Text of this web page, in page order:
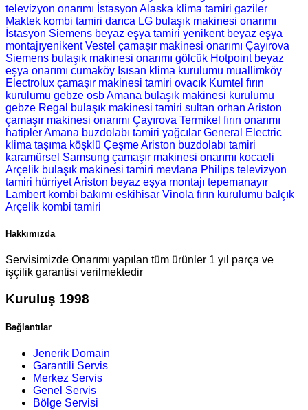
televizyon onarımı İstasyon Alaska klima tamiri gaziler
Maktek kombi tamiri darıca LG bulaşık makinesi onarımı
İstasyon Siemens beyaz eşya tamiri yenikent beyaz eşya
montajıyenikent Vestel çamaşır makinesi onarımı Çayırova
Siemens bulaşık makinesi onarımı gölcük Hotpoint beyaz
eşya onarımı cumaköy Isısan klima kurulumu muallimköy
Electrolux çamaşır makinesi tamiri ovacık Kumtel fırın
kurulumu gebze osb Amana bulaşık makinesi kurulumu
gebze Regal bulaşık makinesi tamiri sultan orhan Ariston
çamaşır makinesi onarımı Çayırova Termikel fırın onarımı
hatipler Amana buzdolabı tamiri yağcılar General Electric
klima taşıma köşklü Çeşme Ariston buzdolabı tamiri
karamürsel Samsung çamaşır makinesi onarımı kocaeli
Arçelik bulaşık makinesi tamiri mevlana Philips televizyon
tamiri hürriyet Ariston beyaz eşya montajı tepemanayır
Lambert kombi bakımı eskihisar Vinola fırın kurulumu balçık
Arçelik kombi tamiri
Hakkımızda
Servisimizde Onarımı yapılan tüm ürünler 1 yıl parça ve
işçilik garantisi verilmektedir
Kuruluş 1998
Bağlantılar
Jenerik Domain
Garantili Servis
Merkez Servis
Genel Servis
Bölge Servisi